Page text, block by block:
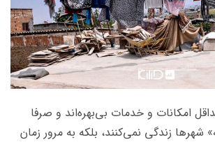
امکانات و خدمات بی‌بهره‌اند و صرفا
زندگی نمی‌کنند، بلکه به مرور زمان